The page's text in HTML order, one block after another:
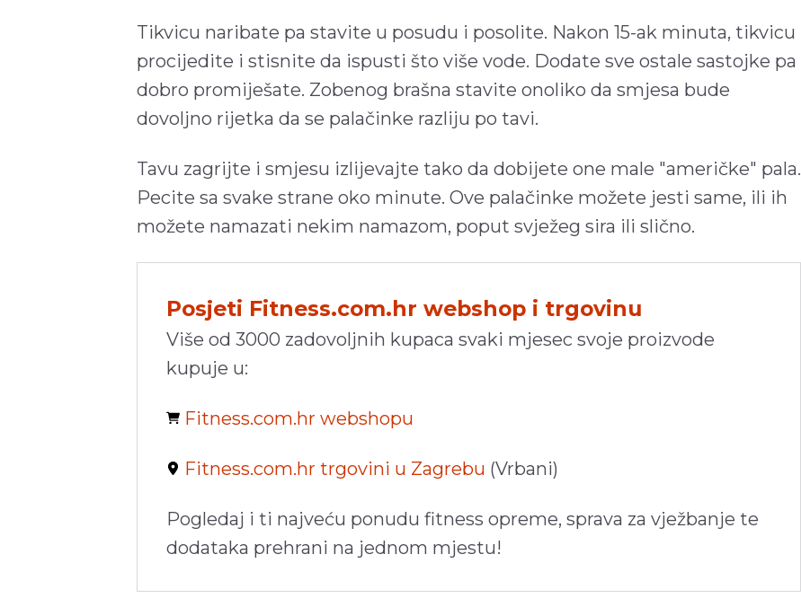
Tikvicu naribate pa stavite u posudu i posolite. Nakon 15-ak minuta, tikvicu
procijedite i stisnite da ispusti što više vode. Dodate sve ostale sastojke pa
dobro promiješate. Zobenog brašna stavite onoliko da smjesa bude
dovoljno rijetka da se palačinke razliju po tavi.
Tavu zagrijte i smjesu izlijevajte tako da dobijete one male "američke" pala.
Pecite sa svake strane oko minute. Ove palačinke možete jesti same, ili ih
možete namazati nekim namazom, poput svježeg sira ili slično.
Posjeti Fitness.com.hr webshop i trgovinu
Više od 3000 zadovoljnih kupaca svaki mjesec svoje proizvode
kupuje u:
Fitness.com.hr webshopu
Fitness.com.hr trgovini u Zagrebu (Vrbani)
Pogledaj i ti najveću ponudu fitness opreme, sprava za vježbanje te
dodataka prehrani na jednom mjestu!